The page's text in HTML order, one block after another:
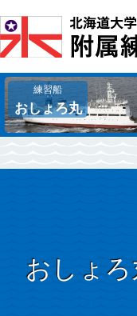
練習船
おしょろ丸
設備紹介
おしょろ